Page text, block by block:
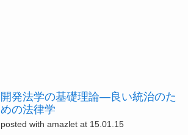
開発法学の基礎理論―良い統治のた
めの法律学
posted with amazlet at 15.01.15